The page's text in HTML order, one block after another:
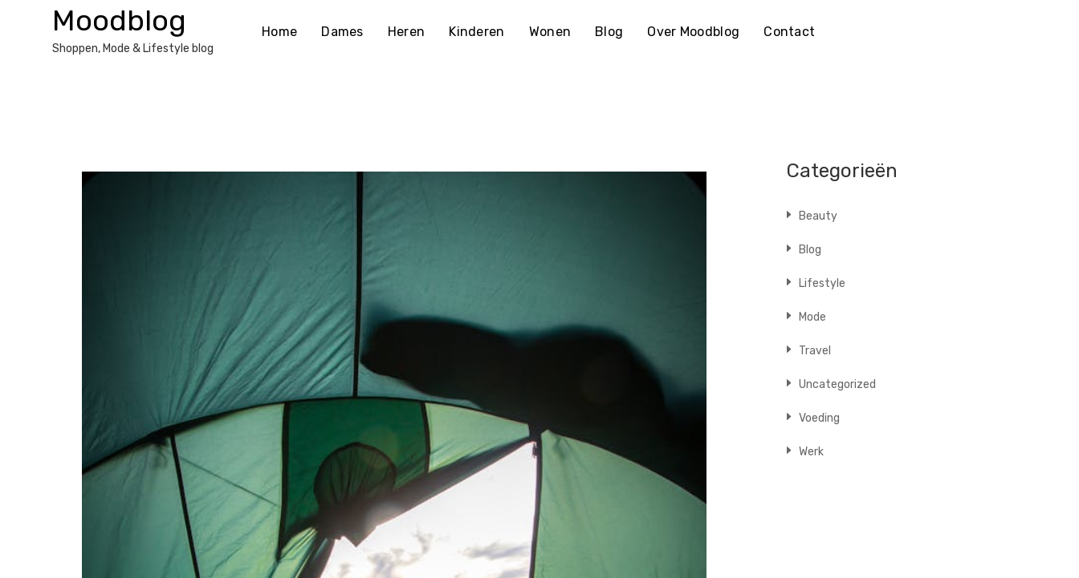
Moodblog
Shoppen, Mode & Lifestyle blog
Home Dames Heren Kinderen Wonen Blog Over Moodblog Contact
Categorieën
Beauty
Blog
Lifestyle
Mode
Travel
Uncategorized
Voeding
Werk